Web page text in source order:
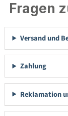
Fragen
Versand und
Zahlung
Reklamation